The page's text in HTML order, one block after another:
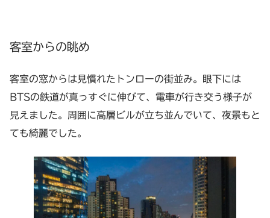
客室からの眺め
客室の窓からは見慣れたトンローの街並み。眼下には
BTSの鉄道が真っすぐに伸びて、電車が行き交う様子が
見えました。周囲に高層ビルが立ち並んでいて、夜景もと
ても綺麗でした。